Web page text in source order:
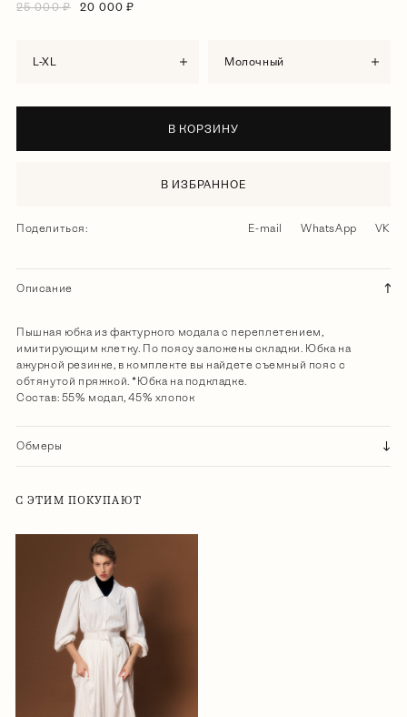
25 000 ₽ 20 000 ₽
L-XL молочный
В КОРЗИНУ
В ИЗБРАННОЕ
Поделиться: E-mail WhatsApp VK
Описание
Пышная юбка из фактурного модала с переплетением,
имитирующим клетку. По поясу заложены складки. Юбка на
ажурной резинке, в комплекте вы найдете съемный пояс с
обтянутой пряжкой. *Юбка на подкладке.
Состав: 55% модал, 45% хлопок
Обмеры
С ЭТИМ ПОКУПАЮТ